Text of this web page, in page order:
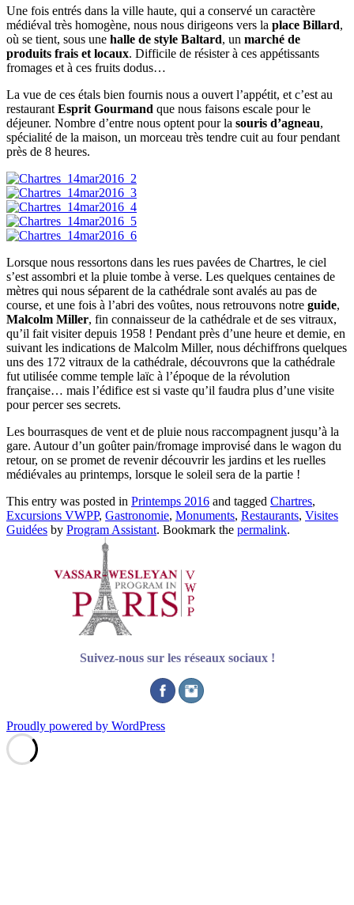
Une fois entrés dans la ville haute, qui a conservé un caractère
médiéval très homogène, nous nous dirigeons vers la place Billard,
où se tient, sous une halle de style Baltard, un marché de
produits frais et locaux. Difficile de résister à ces appétissants
fromages et à ces fruits dodus…
La vue de ces étals bien fournis nous a ouvert l’appétit, et c’est au
restaurant Esprit Gourmand que nous faisons escale pour le
déjeuner. Nombre d’entre nous optent pour la souris d’agneau,
spécialité de la maison, un morceau très tendre cuit au four pendant
près de 8 heures.
Lorsque nous ressortons dans les rues pavées de Chartres, le ciel
s’est assombri et la pluie tombe à verse. Les quelques centaines de
mètres qui nous séparent de la cathédrale sont avalés au pas de
course, et une fois à l’abri des voûtes, nous retrouvons notre guide,
Malcolm Miller, fin connaisseur de la cathédrale et de ses vitraux,
qu’il fait visiter depuis 1958 ! Pendant près d’une heure et demie, en
suivant les indications de Malcolm Miller, nous déchiffrons quelques
uns des 172 vitraux de la cathédrale, découvrons que la cathédrale
fut utilisée comme temple laïc à l’époque de la révolution
française… mais l’édifice est si vaste qu’il faudra plus d’une visite
pour percer ses secrets.
Les bourrasques de vent et de pluie nous raccompagnent jusqu’à la
gare. Autour d’un goûter pain/fromage improvisé dans le wagon du
retour, on se promet de revenir découvrir les jardins et les ruelles
médiévales au printemps, lorsque le soleil sera de la partie !
This entry was posted in Printemps 2016 and tagged Chartres,
Excursions VWPP, Gastronomie, Monuments, Restaurants, Visites
Guidées by Program Assistant. Bookmark the permalink.
Suivez-nous sur les réseaux sociaux !
Proudly powered by WordPress